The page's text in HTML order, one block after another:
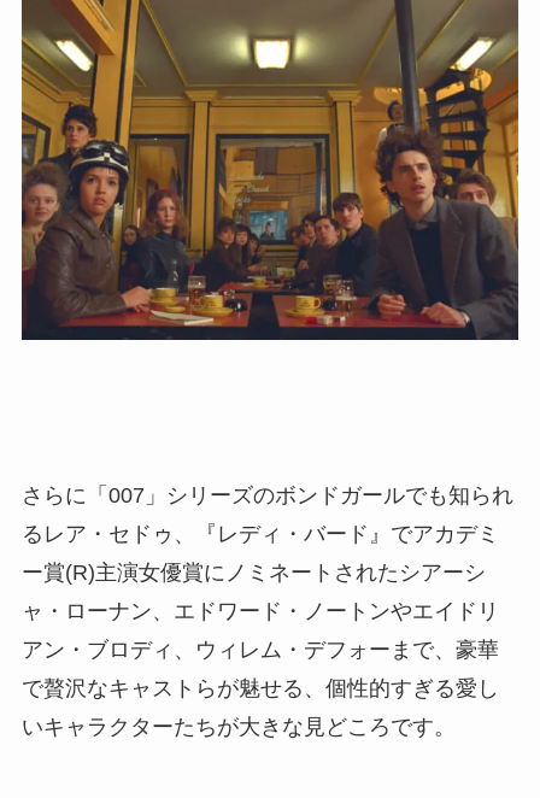
さらに「007」シリーズのボンドガールでも知られ
るレア・セドゥ、『レディ・バード』でアカデミ
ー賞(R)主演女優賞にノミネートされたシアーシ
ャ・ローナン、エドワード・ノートンやエイドリ
アン・ブロディ、ウィレム・デフォーまで、豪華
で贅沢なキャストらが魅せる、個性的すぎる愛し
いキャラクターたちが大きな見どころです。